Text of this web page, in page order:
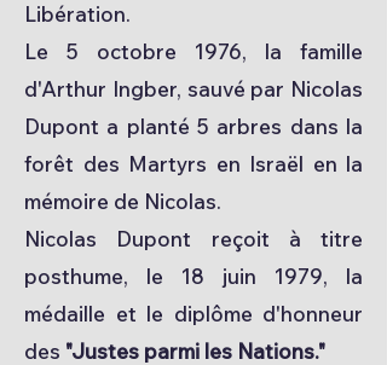
Libération.
Le 5 octobre 1976, la famille
d'Arthur Ingber, sauvé par Nicolas
Dupont a planté 5 arbres dans la
forêt des Martyrs en Israël en la
mémoire de Nicolas.
Nicolas Dupont reçoit à titre
posthume, le 18 juin 1979, la
médaille et le diplôme d'honneur
des "Justes parmi les Nations."